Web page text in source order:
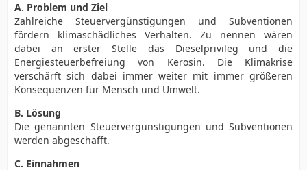
A. Problem und Ziel
Zahlreiche Steuervergünstigungen und Subventionen
fördern klimaschädliches Verhalten. Zu nennen wären
dabei an erster Stelle das Dieselprivileg und die
Energiesteuerbefreiung von Kerosin. Die Klimakrise
verschärft sich dabei immer weiter mit immer größeren
Konsequenzen für Mensch und Umwelt.
B. Lösung
Die genannten Steuervergünstigungen und Subventionen
werden abgeschafft.
C. Einnahmen